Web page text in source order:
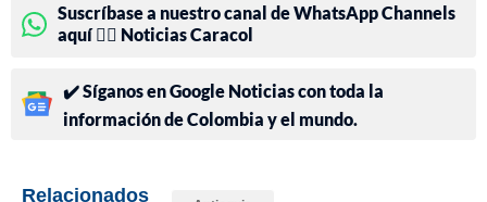
Suscríbase a nuestro canal de WhatsApp Channels
aquí 👉🏻 Noticias Caracol
✔️ Síganos en Google Noticias con toda la
información de Colombia y el mundo.
Relacionados